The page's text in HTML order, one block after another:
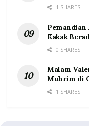
1 SHARES
Pemandian
Kakak
0 SHARES
Malam
Muhrim di
1 SHARES